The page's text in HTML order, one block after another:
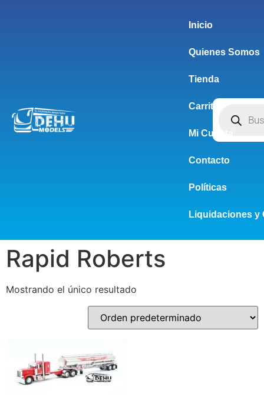
Inicio
Quienes Somos
Tienda
Carrito
Mi Cuenta
Contacto
Políticas
Liquidaciones y
Rapid Roberts
Mostrando el único resultado